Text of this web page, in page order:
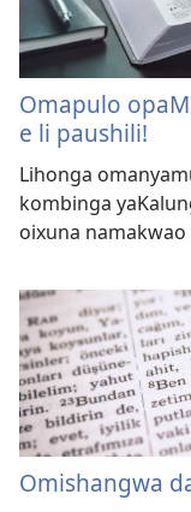
Omapulo
e li paushili!
Lihonga
kombinga
oixuna
Omishangwa